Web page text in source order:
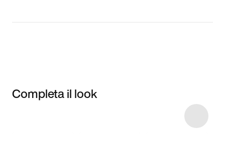
Completa il look